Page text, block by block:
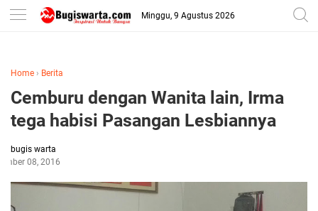
-->
Minggu, 9 Agustus 2026
Home › Berita
Cemburu dengan Wanita lain, Irma
tega habisi Pasangan Lesbiannya
bugis warta
08, 2016